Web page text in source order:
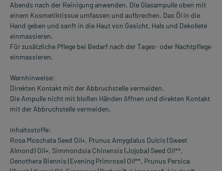
Abends nach der Reinigung anwenden. Die Glasampulle oben mit
einem Kosmetiktissue umfassen und aufbrechen. Das Öl in die
Hand geben und sanft in die Haut von Gesicht, Hals und Dekolleté
einmassieren.
Für zusätzliche Pflege bei Bedarf nach der Tages- oder Nachtpflege
einmassieren.
Warnhinweise:
Direkten Kontakt mit der Abbruchstelle vermeiden.
Die Ampulle nicht mit bloßen Händen öffnen und direkten Kontakt
mit der Abbruchstelle vermeiden.
Inhaltsstoffe:
Rosa Moschata Seed Oil+, Prunus Amygdalus Dulcis (Sweet
Almond) Oil+, Simmondsia Chinensis (Jojoba) Seed Oil**,
Oenothera Biennis (Evening Primrose) Oil**, Prunus Persica